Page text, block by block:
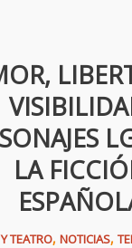
LA
TEATRO, NOTICIAS,